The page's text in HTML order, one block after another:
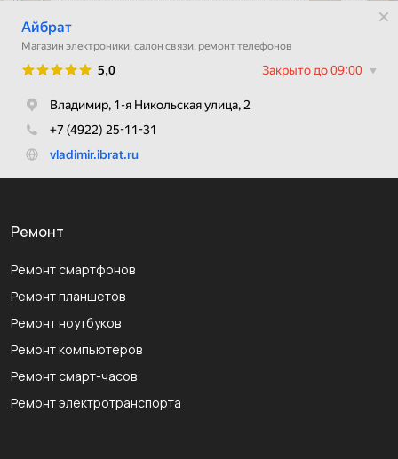
Ремонт
Ремонт смартфонов
Ремонт планшетов
Ремонт ноутбуков
Ремонт компьютеров
Ремонт смарт-часов
Ремонт электротранспорта